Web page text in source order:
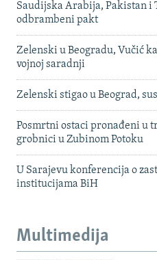
Saudijska Arabija, Pakistan i
odbrambeni pakt
Zelenski u Beogradu, Vučić
vojnoj saradnji
Zelenski stigao u Beograd,
Posmrtni ostaci pronađeni u
grobnici u Zubinom Potoku
U Sarajevu konferencija o
institucijama BiH
Multimedija